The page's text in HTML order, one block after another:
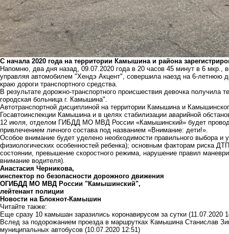
С начала 2020 года на территории Камышина и района
Напомню, два дня назад, 09.07.2020 года в 20 часов 45 минут в 6
управляя автомобилем "Хендэ Акцент", совершила наезд на 6-летнюю
краю дороги транспортного средства.
В результате дорожно-транспортного происшествия девочка
городская больница г. Камышина".
Автотранспортной дисциплиной на территории Камышина и
Госавтоинспекции Камышина и в целях стабилизации аварийной
12 июля, отделом ГИБДД МО МВД России «Камышинский» будет
привлечением личного состава под названием «Внимание: дети!».
Особое внимание будет уделено необходимости правильного выбора и
физиологических особенностей ребенка); основным факторам риска
состоянии, превышение скоростного режима, нарушение правил
внимание водителя).
Анастасия Черникова,
инспектор по безопасности дорожного движения
ОГИБДД МО МВД России "Камышинский",
лейтенант полиции
Новости на Блoкнoт-Камышин
Читайте также:
Еще сразу 10 камышан заразились коронавирусом за сутки (11.07.2020
Вслед за подорожанием проезда в маршрутках Камышина Станислав
муниципальных автобусов (10.07.2020 12:51)